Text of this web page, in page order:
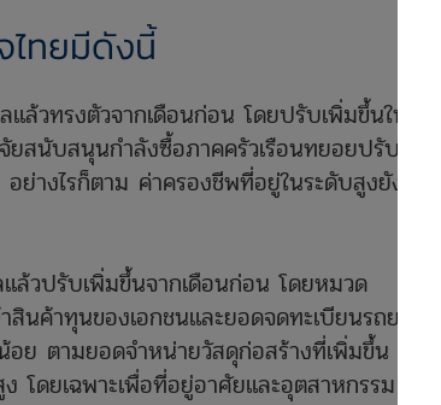
ไทยมีดังนี้
ล้วทรงตัวจากเดือนก่อน โดยปรับเพิ่มขึ้นในเกือบ
นับสนุนกำลังซื้อภาคครัวเรือนทยอยปรับดีขึ้น
ย่างไรก็ตาม ค่าครองชีพที่อยู่ในระดับสูงยังคง
ล้วปรับเพิ่มขึ้นจากเดือนก่อน โดยหมวด
นค้าทุนของเอกชนและยอดจดทะเบียนรถยนต์เชิง
ตามยอดจำหน่ายวัสดุก่อสร้างที่เพิ่มขึ้น และ
โดยเฉพาะเพื่อที่อยู่อาศัยและอุตสาหกรรม